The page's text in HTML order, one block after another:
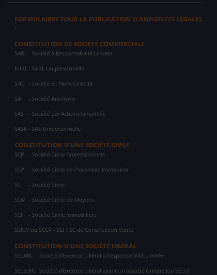
FORMULAIRES POUR LA PUBLICATION D'ANNONCES LÉGALES
:
CONSTITUTION DE SOCIÉTÉ COMMERCIALE
SARL - Société à Responsabilité Limitée
EURL - SARL Unipersonnelle
SNC - Société en Nom Collectif
SA - Société Anonyme
SAS - Société par Actions Simplifiée
SASU - SAS Unipersonnelle
CONSTITUTION D'UNE SOCIÉTÉ CIVILE
SCP - Société Civile Professionnelle
SCPI - Société Civile de Placement Immobilier
SC - Société Civile
SCM - Société Civile de Moyens
SCI - Société Civile Immobilière
SCICV ou SCCV - SCI / SC de Construction Vente
CONSTITUTION D'UNE SOCIÉTÉ LIBÉRAL
SELARL Société d'Exercice Libéral à Responsabilité Limitée
SELEURL Société d'Exercice Libéral ayant un associé Unique (ou SELU)